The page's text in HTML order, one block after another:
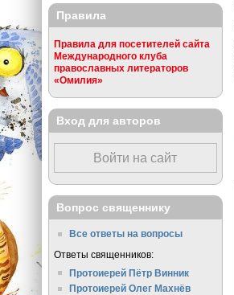
Правила
Правила для посетителей сайта
Международного клуба
православных литераторов
«Омилия»
Вход для авторов
Войти на сайт
Вопрос священнику
Все ответы на вопросы
Ответы священников:
Протоиерей Пётр Винник
Протоиерей Олег Махнёв